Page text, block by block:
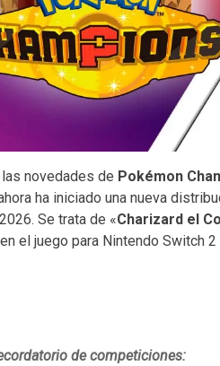
las novedades de Pokémon
ha iniciado una nueva
Se trata de «Charizard el
el juego para Nintendo Switch
de competiciones: